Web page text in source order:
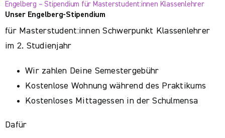
Engelberg – Stipendium für Masterstudent:innen Klassenlehrer
Unser Engelberg-Stipendium
für Masterstudent:innen Schwerpunkt Klassenlehrer
im 2. Studienjahr
Wir zahlen Deine Semestergebühr
Kostenlose Wohnung während des Praktikums
Kostenloses Mittagessen in der Schulmensa
Dafür